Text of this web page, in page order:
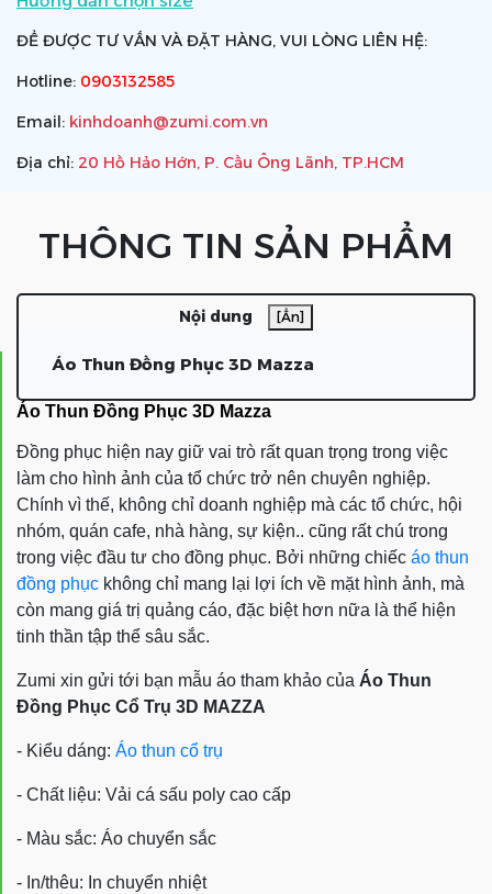
ĐỂ ĐƯỢC TƯ VẤN VÀ ĐẶT HÀNG, VUI LÒNG LIÊN HỆ:
Hotline: 0903132585
Email: kinhdoanh@zumi.com.vn
Địa chỉ: 20 Hồ Hảo Hớn, P. Cầu Ông Lãnh, TP.HCM
THÔNG TIN SẢN PHẨM
Nội dung [Ẩn]
Áo Thun Đồng Phục 3D Mazza
Áo Thun Đồng Phục 3D Mazza
Đồng phục hiện nay giữ vai trò rất quan trọng trong việc
làm cho hình ảnh của tổ chức trở nên chuyên nghiệp.
Chính vì thế, không chỉ doanh nghiệp mà các tổ chức, hội
nhóm, quán cafe, nhà hàng, sự kiện.. cũng rất chú trong
trong việc đầu tư cho đồng phục. Bởi những chiếc áo thun
đồng phục không chỉ mang lại lợi ích về mặt hình ảnh, mà
còn mang giá trị quảng cáo, đặc biệt hơn nữa là thể hiện
tinh thần tập thể sâu sắc.
Zumi xin gửi tới bạn mẫu áo tham khảo của Áo Thun
Đồng Phục Cổ Trụ 3D MAZZA
- Kiểu dáng: Áo thun cổ trụ
- Chất liệu: Vải cá sấu poly cao cấp
- Màu sắc: Áo chuyển sắc
- In/thêu: In chuyển nhiệt